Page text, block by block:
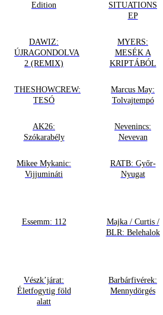
Edition
SITUATIONS
EP
DAWIZ:
ÚJRAGONDOLVA
2 (REMIX)
MYERS:
MESÉK A
KRIPTÁBÓL
THESHOWCREW:
TESÓ
Marcus May:
Tolvajtempó
AK26:
Szókarabély
Nevenincs:
Nevevan
Mikee Mykanic:
Vijjumináti
RATB: Győr-
Nyugat
Essemm: 112
Majka / Curtis /
BLR: Belehalok
Vészk’járat:
Életfogytig föld
alatt
Barbárfivérek:
Mennydörgés